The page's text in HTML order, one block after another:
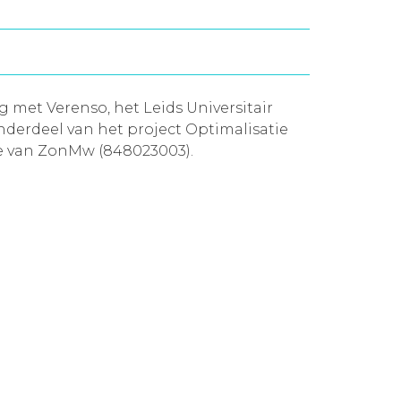
Verenso, het Leids Universitair
van het project Optimalisatie
ZonMw (848023003).